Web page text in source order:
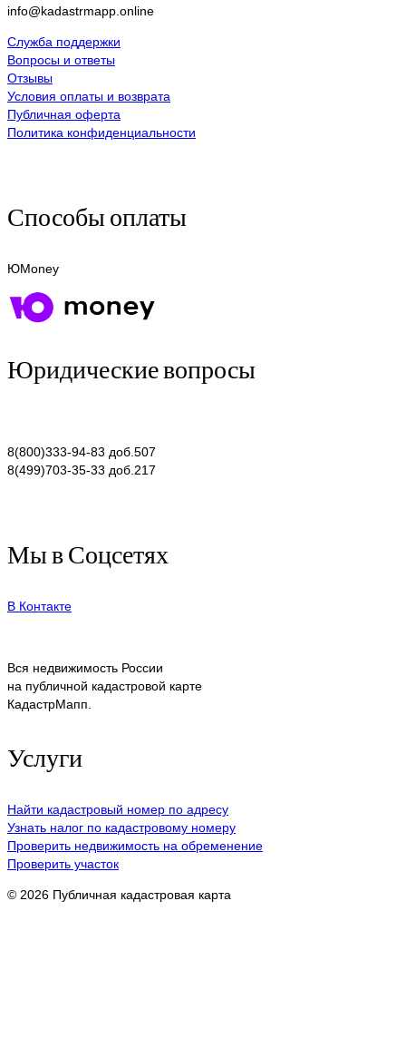
info@kadastrmapp.online
Служба поддержки
Вопросы и ответы
Отзывы
Условия оплаты и возврата
Публичная оферта
Политика конфиденциальности
Способы оплаты
ЮMoney
Юридические вопросы
8(800)333-94-83 доб.507
8(499)703-35-33 доб.217
Мы в Соцсетях
В Контакте
Вся недвижимость России
на публичной кадастровой карте
КадастрМапп.
Услуги
Найти кадастровый номер по адресу
Узнать налог по кадастровому номеру
Проверить недвижимость на обременение
Проверить участок
© 2026 Публичная кадастровая карта